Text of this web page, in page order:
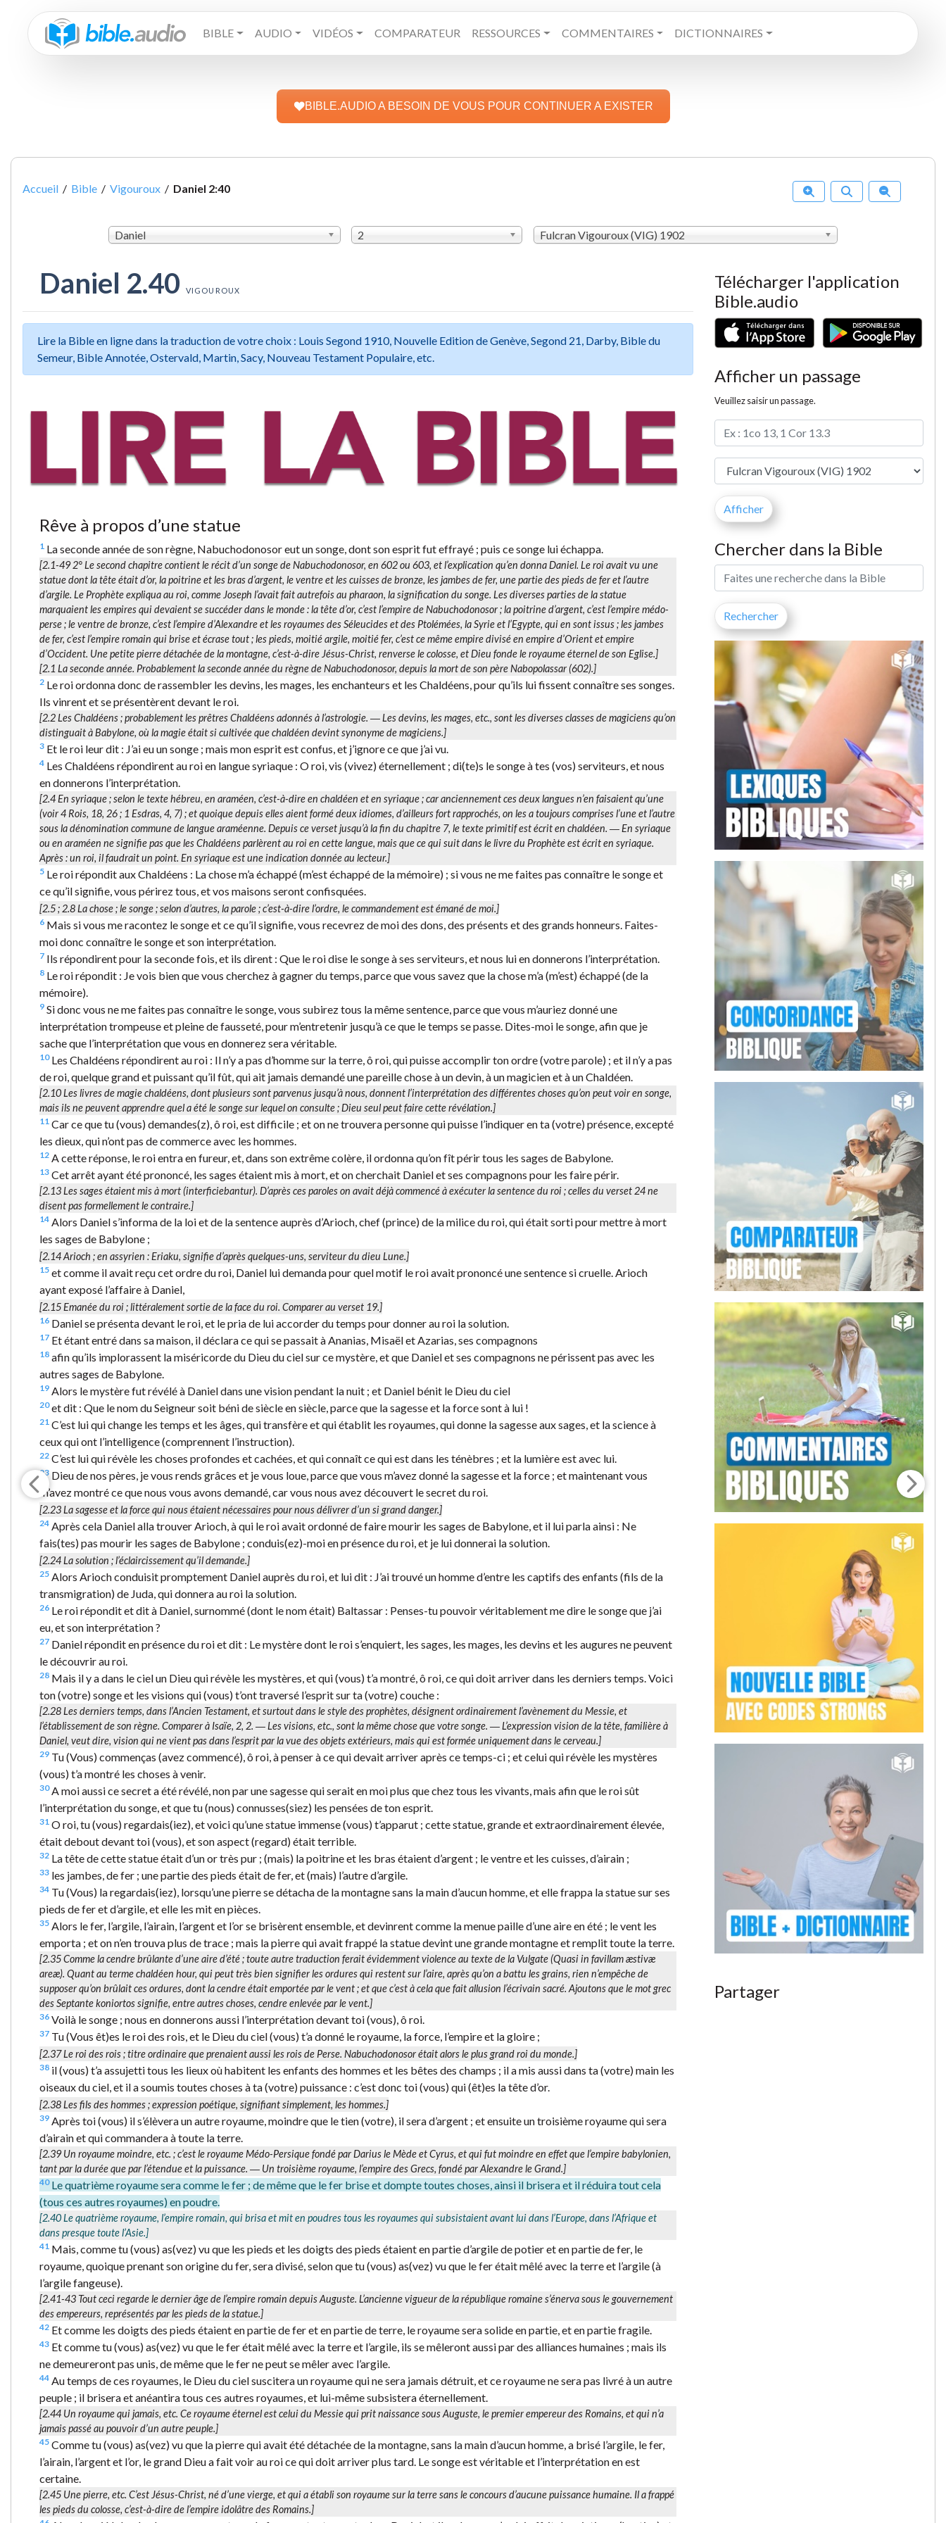
BIBLE AUDIO VIDÉOS COMPARATEUR RESSOURCES COMMENTAIRES DICTIONNAIRES
BIBLE.AUDIO A BESOIN DE VOUS POUR CONTINUER A EXISTER
Accueil / Bible / Vigouroux / Daniel 2:40
Daniel 2 Fulcran Vigouroux (VIG) 1902
Daniel 2.40 VIGOUROUX
Lire la Bible en ligne dans la traduction de votre choix : Louis Segond 1910, Nouvelle Edition de Genève, Segond 21, Darby, Bible du
Semeur, Bible Annotée, Ostervald, Martin, Sacy, Nouveau Testament Populaire, etc.
Rêve à propos d’une statue
1 La seconde année de son règne, Nabuchodonosor eut un songe, dont son esprit fut effrayé ; puis ce songe lui échappa.
[2.1-49 2° Le second chapitre contient le récit d’un songe de Nabuchodonosor, en 602 ou 603, et l’explication qu’en donna Daniel. Le roi avait vu une
statue dont la tête était d’or, la poitrine et les bras d’argent, le ventre et les cuisses de bronze, les jambes de fer, une partie des pieds de fer et l’autre
d’argile. Le Prophète expliqua au roi, comme Joseph l’avait fait autrefois au pharaon, la signification du songe. Les diverses parties de la statue
marquaient les empires qui devaient se succéder dans le monde : la tête d’or, c’est l’empire de Nabuchodonosor ; la poitrine d’argent, c’est l’empire médo-
perse ; le ventre de bronze, c’est l’empire d’Alexandre et les royaumes des Séleucides et des Ptolémées, la Syrie et l’Egypte, qui en sont issus ; les jambes
de fer, c’est l’empire romain qui brise et écrase tout ; les pieds, moitié argile, moitié fer, c’est ce même empire divisé en empire d’Orient et empire
d’Occident. Une petite pierre détachée de la montagne, c’est-à-dire Jésus-Christ, renverse le colosse, et Dieu fonde le royaume éternel de son Eglise.]
[2.1 La seconde année. Probablement la seconde année du règne de Nabuchodonosor, depuis la mort de son père Nabopolassar (602).]
2 Le roi ordonna donc de rassembler les devins, les mages, les enchanteurs et les Chaldéens, pour qu’ils lui fissent connaître ses songes.
Ils vinrent et se présentèrent devant le roi.
[2.2Les Chaldéens; probablement les prêtres Chaldéens adonnés à l’astrologie. ―Les devins, les mages, etc., sont les diverses classes de magiciens qu’on
distinguait à Babylone, où la magie était si cultivée que chaldéen devint synonyme de magiciens.]
3 Et le roi leur dit : J’ai eu un songe ; mais mon esprit est confus, et j’ignore ce que j’ai vu.
4 Les Chaldéens répondirent au roi en langue syriaque : O roi, vis (vivez) éternellement ; di(te)s le songe à tes (vos) serviteurs, et nous
en donnerons l’interprétation.
[2.4En syriaque; selon le texte hébreu, en araméen, c’est-à-dire en chaldéen et en syriaque ; car anciennement ces deux langues n’en faisaient qu’une
(voir 4 Rois, 18, 26 ; 1 Esdras, 4, 7) ; et quoique depuis elles aient formé deux idiomes, d’ailleurs fort rapprochés, on les a toujours comprises l’une et l’autre
sous la dénomination commune delangue araméenne. Depuis ce verset jusqu’à la fin du chapitre 7, le texte primitif est écrit en chaldéen. ―En syriaque
ou en araméen ne signifie pas que les Chaldéens parlèrent au roi en cette langue, mais que ce qui suit dans le livre du Prophète est écrit en syriaque.
Après :un roi, il faudrait un point. En syriaqueest une indication donnée au lecteur.]
5 Le roi répondit aux Chaldéens : La chose m’a échappé (m’est échappé de la mémoire) ; si vous ne me faites pas connaître le songe et
ce qu’il signifie, vous périrez tous, et vos maisons seront confisquées.
[2.5 ; 2.8La chose; le songe ; selon d’autres, la parole; c’est-à-dire l’ordre, le commandement est émané de moi.]
6 Mais si vous me racontez le songe et ce qu’il signifie, vous recevrez de moi des dons, des présents et des grands honneurs. Faites-
moi donc connaître le songe et son interprétation.
7 Ils répondirent pour la seconde fois, et ils dirent : Que le roi dise le songe à ses serviteurs, et nous lui en donnerons l’interprétation.
8 Le roi répondit : Je vois bien que vous cherchez à gagner du temps, parce que vous savez que la chose m’a (m’est) échappé (de la
mémoire).
9 Si donc vous ne me faites pas connaître le songe, vous subirez tous la même sentence, parce que vous m’auriez donné une
interprétation trompeuse et pleine de fausseté, pour m’entretenir jusqu’à ce que le temps se passe. Dites-moi le songe, afin que je
sache que l’interprétation que vous en donnerez sera véritable.
10Les Chaldéens répondirent au roi : Il n’y a pas d’homme sur la terre, ô roi, qui puisse accomplir ton ordre (votre parole) ; et il n’y a pas
de roi, quelque grand et puissant qu’il fût, qui ait jamais demandé une pareille chose à un devin, à un magicien et à un Chaldéen.
[2.10 Les livres de magie chaldéens, dont plusieurs sont parvenus jusqu’à nous, donnent l’interprétation des différentes choses qu’on peut voir en songe,
mais ils ne peuvent apprendre quel a été le songe sur lequel on consulte ; Dieu seul peut faire cette révélation.]
11 Car ce que tu (vous) demandes(z), ô roi, est difficile ; et on ne trouvera personne qui puisse l’indiquer en ta (votre) présence, excepté
les dieux, qui n’ont pas de commerce avec les hommes.
12 A cette réponse, le roi entra en fureur, et, dans son extrême colère, il ordonna qu’on fît périr tous les sages de Babylone.
13 Cet arrêt ayant été prononcé, les sages étaient mis à mort, et on cherchait Daniel et ses compagnons pour les faire périr.
[2.13Les sages étaient mis à mort (interficiebantur). D’après ces paroles on avait déjà commencé à exécuter la sentence du roi ; celles du verset 24 ne
disent pas formellement le contraire.]
14 Alors Daniel s’informa de la loi et de la sentence auprès d’Arioch, chef (prince) de la milice du roi, qui était sorti pour mettre à mort
les sages de Babylone ;
[2.14Arioch ; en assyrien : Eriaku, signifie d’après quelques-uns, serviteur du dieu Lune.]
15 et comme il avait reçu cet ordre du roi, Daniel lui demanda pour quel motif le roi avait prononcé une sentence si cruelle. Arioch
ayant exposé l’affaire à Daniel,
[2.15Emanée du roi; littéralementsortie de la face du roi. Comparer au verset 19.]
16 Daniel se présenta devant le roi, et le pria de lui accorder du temps pour donner au roi la solution.
17 Et étant entré dans sa maison, il déclara ce qui se passait à Ananias, Misaël et Azarias, ses compagnons
18 afin qu’ils implorassent la miséricorde du Dieu du ciel sur ce mystère, et que Daniel et ses compagnons ne périssent pas avec les
autres sages de Babylone.
19 Alors le mystère fut révélé à Daniel dans une vision pendant la nuit ; et Daniel bénit le Dieu du ciel
20et dit : Que le nom du Seigneur soit béni de siècle en siècle, parce que la sagesse et la force sont à lui !
21 C’est lui qui change les temps et les âges, qui transfère et qui établit les royaumes, qui donne la sagesse aux sages, et la science à
ceux qui ont l’intelligence (comprennent l’instruction).
22 C’est lui qui révèle les choses profondes et cachées, et qui connaît ce qui est dans les ténèbres ; et la lumière est avec lui.
23 Dieu de nos pères, je vous rends grâces et je vous loue, parce que vous m’avez donné la sagesse et la force ; et maintenant vous
m’avez montré ce que nous vous avons demandé, car vous nous avez découvert le secret du roi.
[2.23La sagesse et la forcequi nous étaient nécessaires pour nous délivrer d’un si grand danger.]
24 Après cela Daniel alla trouver Arioch, à qui le roi avait ordonné de faire mourir les sages de Babylone, et il lui parla ainsi : Ne
fais(tes) pas mourir les sages de Babylone ; conduis(ez)-moi en présence du roi, et je lui donnerai la solution.
[2.24La solution ; l’éclaircissement qu’il demande.]
25 Alors Arioch conduisit promptement Daniel auprès du roi, et lui dit : J’ai trouvé un homme d’entre les captifs des enfants (fils de la
transmigration) de Juda, qui donnera au roi la solution.
26 Le roi répondit et dit à Daniel, surnommé (dont le nom était) Baltassar : Penses-tu pouvoir véritablement me dire le songe que j’ai
eu, et son interprétation ?
27 Daniel répondit en présence du roi et dit : Le mystère dont le roi s’enquiert, les sages, les mages, les devins et les augures ne peuvent
le découvrir au roi.
28 Mais il y a dans le ciel un Dieu qui révèle les mystères, et qui (vous) t’a montré, ô roi, ce qui doit arriver dans les derniers temps. Voici
ton (votre) songe et les visions qui (vous) t’ont traversé l’esprit sur ta (votre) couche :
[2.28Les derniers temps, dans l’Ancien Testament, et surtout dans le style des prophètes, désignent ordinairement l’avènement du Messie, et
l’établissement de son règne. Comparer à Isaïe, 2, 2. ―Les visions, etc., sont la même chose quevotre songe. ― L’expression vision de la tête, familière à
Daniel, veut dire, vision qui ne vient pas dans l’esprit par la vue des objets extérieurs, mais qui est formée uniquement dans le cerveau.]
29 Tu (Vous) commenças (avez commencé), ô roi, à penser à ce qui devait arriver après ce temps-ci ; et celui qui révèle les mystères
(vous) t’a montré les choses à venir.
30A moi aussi ce secret a été révélé, non par une sagesse qui serait en moi plus que chez tous les vivants, mais afin que le roi sût
l’interprétation du songe, et que tu (nous) connusses(siez) les pensées de ton esprit.
31 O roi, tu (vous) regardais(iez), et voici qu’une statue immense (vous) t’apparut ; cette statue, grande et extraordinairement élevée,
était debout devant toi (vous), et son aspect (regard) était terrible.
32 La tête de cette statue était d’un or très pur ; (mais) la poitrine et les bras étaient d’argent ; le ventre et les cuisses, d’airain ;
33 les jambes, de fer ; une partie des pieds était de fer, et (mais) l’autre d’argile.
34 Tu (Vous) la regardais(iez), lorsqu’une pierre se détacha de la montagne sans la main d’aucun homme, et elle frappa la statue sur ses
pieds de fer et d’argile, et elle les mit en pièces.
35 Alors le fer, l’argile, l’airain, l’argent et l’or se brisèrent ensemble, et devinrent comme la menue paille d’une aire en été ; le vent les
emporta ; et on n’en trouva plus de trace ; mais la pierre qui avait frappé la statue devint une grande montagne et remplit toute la terre.
[2.35Comme la cendre brûlante d’une aire d’été; toute autre traduction ferait évidemment violence au texte de la Vulgate (Quasi in favillam æstivæ
areæ). Quant au terme chaldéen hour, qui peut très bien signifier les ordures qui restent sur l’aire, après qu’on a battu les grains, rien n’empêche de
supposer qu’on brûlait ces ordures, dont la cendre était emportée par le vent ; et que c’est à cela que fait allusion l’écrivain sacré. Ajoutons que le mot grec
des Septantekoniortossignifie, entre autres choses, cendre enlevée par le vent.]
36 Voilà le songe ; nous en donnerons aussi l’interprétation devant toi (vous), ô roi.
37 Tu (Vous êt)es le roi des rois, et le Dieu du ciel (vous) t’a donné le royaume, la force, l’empire et la gloire ;
[2.37Le roi des rois; titre ordinaire que prenaient aussi les rois de Perse. Nabuchodonosor était alors le plus grand roi du monde.]
38 il (vous) t’a assujetti tous les lieux où habitent les enfants des hommes et les bêtes des champs ; il a mis aussi dans ta (votre) main les
oiseaux du ciel, et il a soumis toutes choses à ta (votre) puissance : c’est donc toi (vous) qui (êt)es la tête d’or.
[2.38Les fils des hommes; expression poétique, signifiant simplement, les hommes.]
39 Après toi (vous) il s’élèvera un autre royaume, moindre que le tien (votre), il sera d’argent ; et ensuite un troisième royaume qui sera
d’airain et qui commandera à toute la terre.
[2.39Un royaume moindre, etc. ; c’est le royaume Médo-Persique fondé par Darius le Mède et Cyrus, et qui fut moindre en effet que l’empire babylonien,
tant par la durée que par l’étendue et la puissance. ― Un troisièmeroyaume, l’empire des Grecs, fondé par Alexandre le Grand.]
40Le quatrième royaume sera comme le fer ; de même que le fer brise et dompte toutes choses, ainsi il brisera et il réduira tout cela
(tous ces autres royaumes) en poudre.
[2.40Le quatrième royaume, l’empire romain, qui brisa et mit en poudres tous les royaumes qui subsistaient avant lui dans l’Europe, dans l’Afrique et
dans presque toute l’Asie.]
41 Mais, comme tu (vous) as(vez) vu que les pieds et les doigts des pieds étaient en partie d’argile de potier et en partie de fer, le
royaume, quoique prenant son origine du fer, sera divisé, selon que tu (vous) as(vez) vu que le fer était mêlé avec la terre et l’argile (à
l’argile fangeuse).
[2.41-43 Tout ceci regarde le dernier âge de l’empire romain depuis Auguste. L’ancienne vigueur de la république romaine s’énerva sous le gouvernement
des empereurs, représentés par les pieds de la statue.]
42 Et comme les doigts des pieds étaient en partie de fer et en partie de terre, le royaume sera solide en partie, et en partie fragile.
43 Et comme tu (vous) as(vez) vu que le fer était mêlé avec la terre et l’argile, ils se mêleront aussi par des alliances humaines ; mais ils
ne demeureront pas unis, de même que le fer ne peut se mêler avec l’argile.
44 Au temps de ces royaumes, le Dieu du ciel suscitera un royaume qui ne sera jamais détruit, et ce royaume ne sera pas livré à un autre
peuple ; il brisera et anéantira tous ces autres royaumes, et lui-même subsistera éternellement.
[2.44 Un royaume qui jamais, etc. Ce royaume éternel est celui du Messie qui prit naissance sous Auguste, le premier empereur des Romains, et qui n’a
jamais passé au pouvoir d’un autre peuple.]
45 Comme tu (vous) as(vez) vu que la pierre qui avait été détachée de la montagne, sans la main d’aucun homme, a brisé l’argile, le fer,
l’airain, l’argent et l’or, le grand Dieu a fait voir au roi ce qui doit arriver plus tard. Le songe est véritable et l’interprétation en est
certaine.
[2.45 Une pierre, etc. C’est Jésus-Christ, né d’une vierge, et qui a établi son royaume sur la terre sans le concours d’aucune puissance humaine. Il a frappé
les pieds du colosse, c’est-à-dire de l’empire idolâtre des Romains.]
Télécharger l'application
Bible.audio
Afficher un passage
Veuillez saisir un passage.
Chercher dans la Bible
Partager